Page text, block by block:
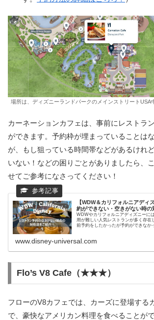
場所は、ディズニーランドパークのメインストリートUSA
カーネーションカフェは、事前にレストラ
ができます。予約枠が埋まっていることは
が、もし狙っている時間帯などがあるけれ
いない！などの困りごとがありましたら、
せてご参考になさってください！
【WDW＆カリフォルニアディ
約ができない・空きがない時の
WDWやカリフォルニアディズニーに
用が難しい人気レストランが多く存在
前予約をしたかったが予約ができなか
www.disney-universal.com
Flo’s V8 Cafe（★★★）
フローのV8カフェでは、カーズに登場する
で、豪快なアメリカン料理を食べることがで